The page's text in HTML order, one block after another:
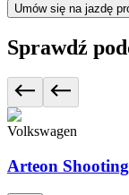
Umów się na jazdę
Sprawdź
Volkswagen
Arteon